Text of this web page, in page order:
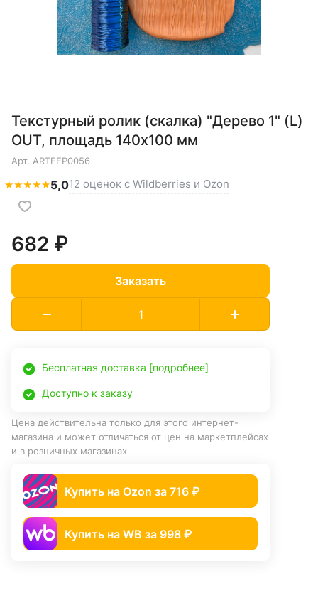
Текстурный ролик (скалка) "Дерево 1" (L)
OUT, площадь 140x100 мм
Арт. ARTFFP0056
★★★★★5,012 оценок с Wildberries и Ozon
682 ₽
Заказать
Бесплатная доставка [подробнее]
Доступно к заказу
Цена действительна только для этого интернет-
магазина и может отличаться от цен на маркетплейсах
и в розничных магазинах
Купить на Ozon за 716 ₽
Купить на WB за 998 ₽